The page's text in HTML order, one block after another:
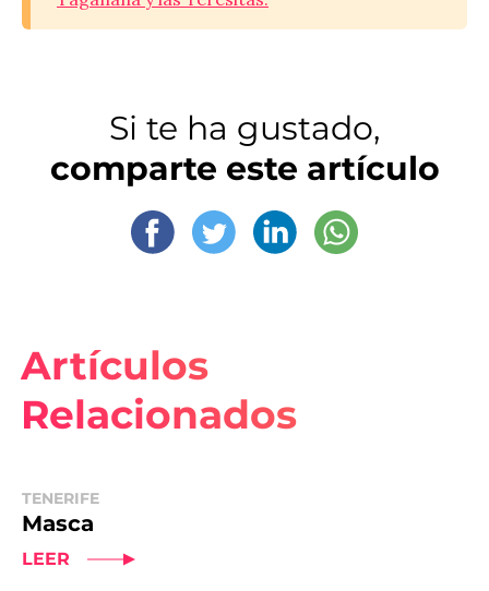
Si te ha gustado,
comparte este artículo
Artículos
Relacionados
TENERIFE
Masca
LEER